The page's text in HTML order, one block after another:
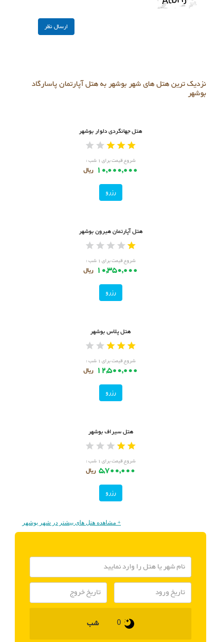
نزدیک ترین هتل های شهر بوشهر به هتل آپارتمان پاسارگاد
بوشهر
هتل جهانگردی دلوار بوشهر
شروع قیمت برای ۱ شب :
10,000,000 ریال
رزرو
هتل آپارتمان هیرون بوشهر
شروع قیمت برای ۱ شب :
10,350,000 ریال
رزرو
هتل پلاس بوشهر
شروع قیمت برای ۱ شب :
12,500,000 ریال
رزرو
هتل سیراف بوشهر
شروع قیمت برای ۱ شب :
5,700,000 ریال
رزرو
+ مشاهده هتل های بیشتر در شهر بوشهر
شب